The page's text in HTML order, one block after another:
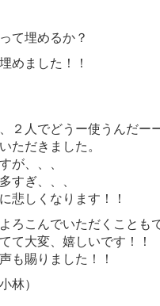
て埋めるか？
めました！！
２人でどうー使うんだー
ただきました。
が、、、
すぎ、、、
悲しくなります！！
こんでいただくことも
て大変、嬉しいです！！
も賜りました！！
林）